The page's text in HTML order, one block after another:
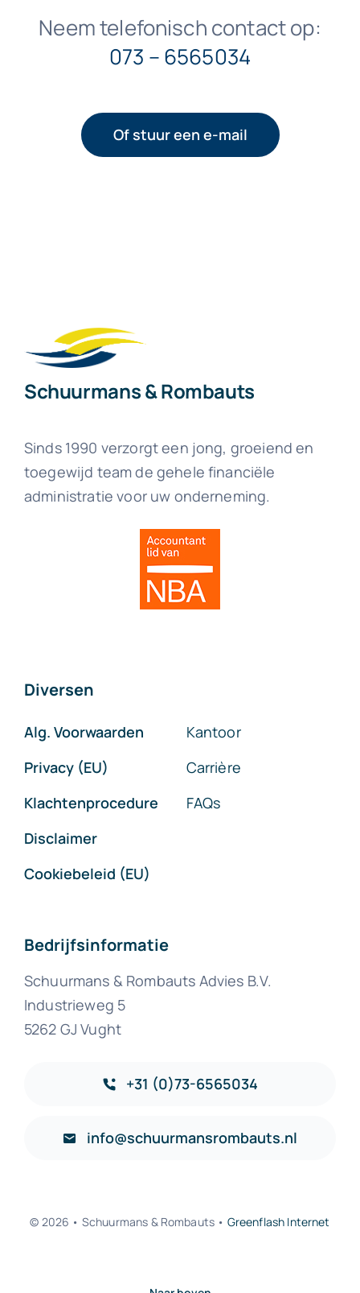
Neem telefonisch contact op:
073 – 6565034
Of stuur een e-mail
Schuurmans & Rombauts
Sinds 1990 verzorgt een jong, groeiend en
toegewijd team de gehele financiële
administratie voor uw onderneming.
Diversen
Alg. Voorwaarden
Privacy (EU)
Klachtenprocedure
Disclaimer
Cookiebeleid (EU)
Kantoor
Carrière
FAQs
Bedrijfsinformatie
Schuurmans & Rombauts Advies B.V.
Industrieweg 5
5262 GJ Vught
+31 (0)73-6565034
info@schuurmansrombauts.nl
© 2026 • Schuurmans & Rombauts • Greenflash Internet